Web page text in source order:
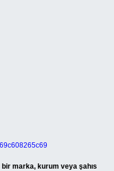
marka, kurum veya şahıs